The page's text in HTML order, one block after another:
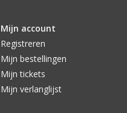
Mijn account
Registreren
Mijn bestellingen
Mijn tickets
Mijn verlanglijst